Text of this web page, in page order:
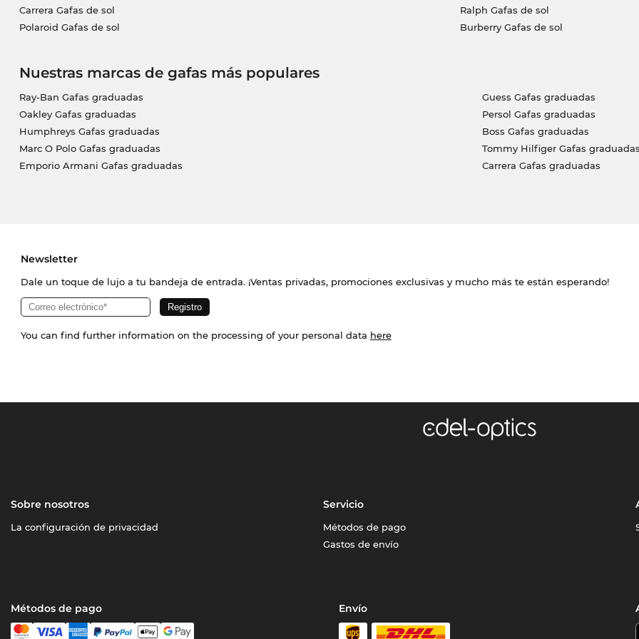
Carrera Gafas de sol
Polaroid Gafas de sol
Ralph Gafas de sol
Burberry Gafas de sol
Nuestras marcas de gafas más populares
Ray-Ban Gafas graduadas
Oakley Gafas graduadas
Humphreys Gafas graduadas
Marc O Polo Gafas graduadas
Emporio Armani Gafas graduadas
Guess Gafas graduadas
Persol Gafas graduadas
Boss Gafas graduadas
Tommy Hilfiger Gafas
Carrera Gafas graduadas
Newsletter
Dale un toque de lujo a tu bandeja de entrada. ¡Ventas privadas, promociones exclusivas y mucho más te están esperando!
You can find further information on the processing of your personal data here
Sobre nosotros
La configuración de privacidad
Servicio
Métodos de pago
Gastos de envío
Métodos de pago Envío